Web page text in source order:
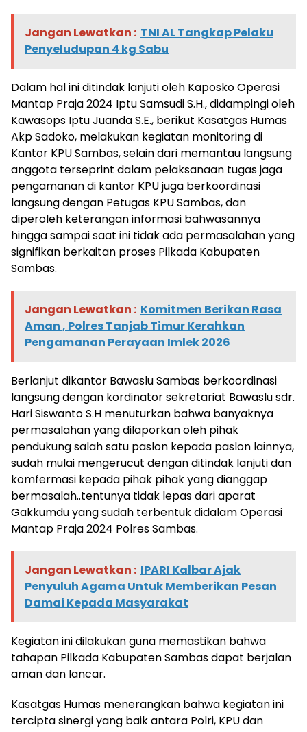
Jangan Lewatkan : TNI AL Tangkap Pelaku
Penyeludupan 4 kg Sabu
Dalam hal ini ditindak lanjuti oleh Kaposko Operasi
Mantap Praja 2024 Iptu Samsudi S.H., didampingi oleh
Kawasops Iptu Juanda S.E., berikut Kasatgas Humas
Akp Sadoko, melakukan kegiatan monitoring di
Kantor KPU Sambas, selain dari memantau langsung
anggota terseprint dalam pelaksanaan tugas jaga
pengamanan di kantor KPU juga berkoordinasi
langsung dengan Petugas KPU Sambas, dan
diperoleh keterangan informasi bahwasannya
hingga sampai saat ini tidak ada permasalahan yang
signifikan berkaitan proses Pilkada Kabupaten
Sambas.
Jangan Lewatkan : Komitmen Berikan Rasa
Aman , Polres Tanjab Timur Kerahkan
Pengamanan Perayaan Imlek 2026
Berlanjut dikantor Bawaslu Sambas berkoordinasi
langsung dengan kordinator sekretariat Bawaslu sdr.
Hari Siswanto S.H menuturkan bahwa banyaknya
permasalahan yang dilaporkan oleh pihak
pendukung salah satu paslon kepada paslon lainnya,
sudah mulai mengerucut dengan ditindak lanjuti dan
komfermasi kepada pihak pihak yang dianggap
bermasalah..tentunya tidak lepas dari aparat
Gakkumdu yang sudah terbentuk didalam Operasi
Mantap Praja 2024 Polres Sambas.
Jangan Lewatkan : IPARI Kalbar Ajak
Penyuluh Agama Untuk Memberikan Pesan
Damai Kepada Masyarakat
Kegiatan ini dilakukan guna memastikan bahwa
tahapan Pilkada Kabupaten Sambas dapat berjalan
aman dan lancar.
Kasatgas Humas menerangkan bahwa kegiatan ini
tercipta sinergi yang baik antara Polri, KPU dan